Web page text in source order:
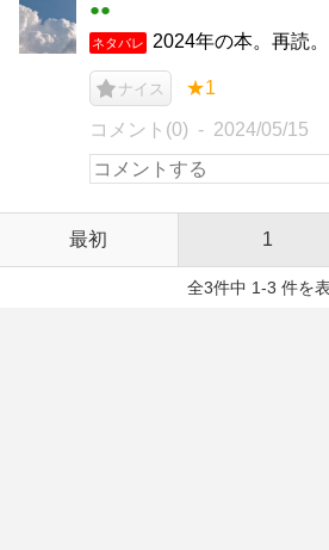
●●
ネタバレ 2024年の本。再読。
ナイス ★1
コメント(0) 2024/05/15
最初 1
全3件中 1-3 件を